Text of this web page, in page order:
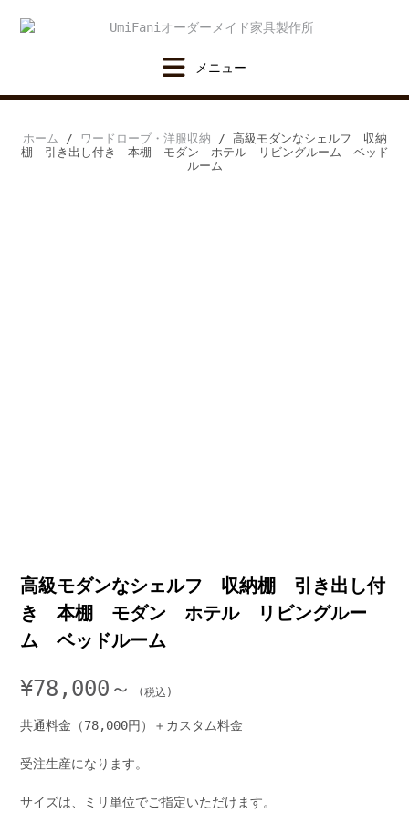
ホーム / ワードローブ・洋服収納 / 高級モダンなシェルフ 収納
棚 引き出し付き 本棚 モダン ホテル リビングルーム ベッド
ルーム
高級モダンなシェルフ 収納棚 引き出し付
き 本棚 モダン ホテル リビングルー
ム ベッドルーム
¥78,000～
共通料金（78,000円）＋カスタム料金
受注生産になります。
サイズは、ミリ単位でご指定いただけます。